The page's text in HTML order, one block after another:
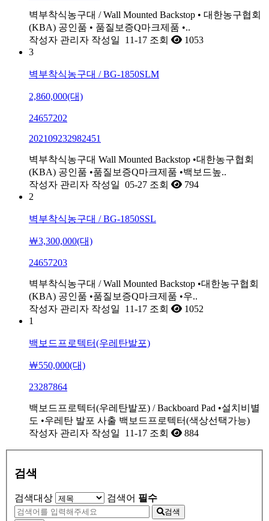
벽부착식농구대 / Wall Mounted Backstop • 대한농구협회
(KBA) 공인품 • 품질보증Q마크제품 •..
작성자 관리자 작성일 11-17 조회
1053
3
벽부착식농구대 / BG-1850SLM
2,860,000(대)
24657202
202109232982451
벽부착식농구대 Wall Mounted Backstop •대한농구협회
(KBA) 공인품 •품질보증Q마크제품 •백보드높..
작성자 관리자 작성일 05-27 조회
794
2
벽부착식농구대 / BG-1850SSL
￦3,300,000(대)
24657203
벽부착식농구대 / Wall Mounted Backstop •대한농구협회
(KBA) 공인품 •품질보증Q마크제품 •우..
작성자 관리자 작성일 11-17 조회
1052
1
백보드프로텍터(우레탄발포)
￦550,000(대)
23287864
백보드프로텍터(우레탄발포) / Backboard Pad •설치비별
도 •우레탄 발포 사출 백보드프로텍터(색상선택가능)
작성자 관리자 작성일 11-17 조회 884
검색
검색대상 검색어 필수
검색